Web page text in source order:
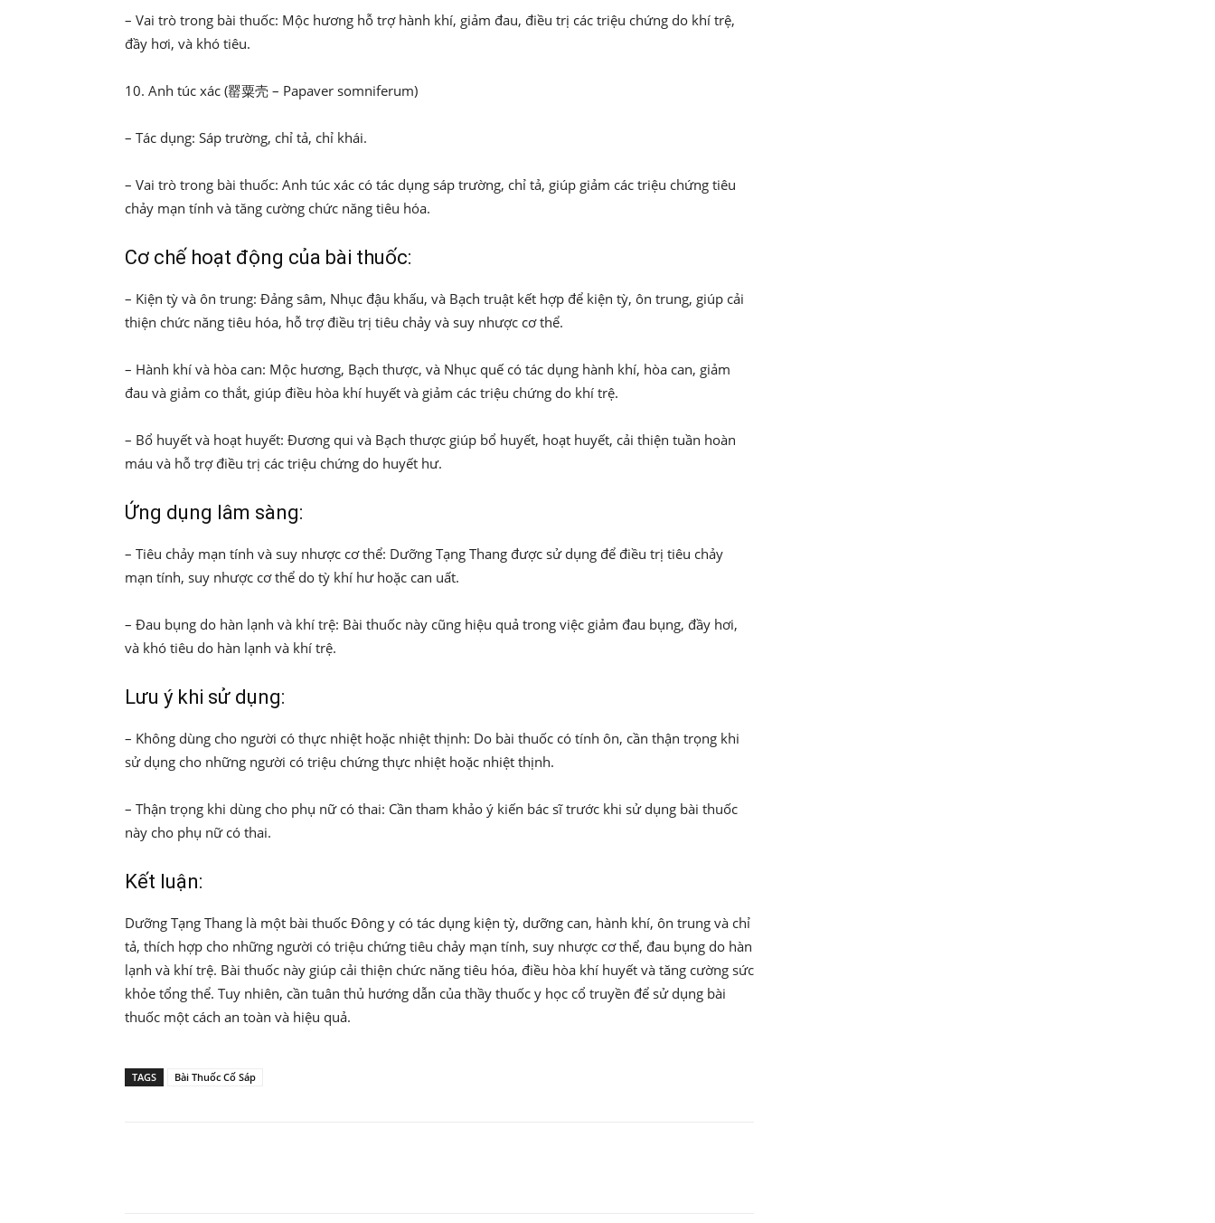
– Vai trò trong bài thuốc: Mộc hương hỗ trợ hành khí, giảm đau, điều trị các triệu chứng do khí trệ,
đầy hơi, và khó tiêu.
10. Anh túc xác (罂粟壳 – Papaver somniferum)
– Tác dụng: Sáp trường, chỉ tả, chỉ khái.
– Vai trò trong bài thuốc: Anh túc xác có tác dụng sáp trường, chỉ tả, giúp giảm các triệu chứng tiêu
chảy mạn tính và tăng cường chức năng tiêu hóa.
Cơ chế hoạt động của bài thuốc:
– Kiện tỳ và ôn trung: Đảng sâm, Nhục đậu khấu, và Bạch truật kết hợp để kiện tỳ, ôn trung, giúp cải
thiện chức năng tiêu hóa, hỗ trợ điều trị tiêu chảy và suy nhược cơ thể.
– Hành khí và hòa can: Mộc hương, Bạch thược, và Nhục quế có tác dụng hành khí, hòa can, giảm
đau và giảm co thắt, giúp điều hòa khí huyết và giảm các triệu chứng do khí trệ.
– Bổ huyết và hoạt huyết: Đương qui và Bạch thược giúp bổ huyết, hoạt huyết, cải thiện tuần hoàn
máu và hỗ trợ điều trị các triệu chứng do huyết hư.
Ứng dụng lâm sàng:
– Tiêu chảy mạn tính và suy nhược cơ thể: Dưỡng Tạng Thang được sử dụng để điều trị tiêu chảy
mạn tính, suy nhược cơ thể do tỳ khí hư hoặc can uất.
– Đau bụng do hàn lạnh và khí trệ: Bài thuốc này cũng hiệu quả trong việc giảm đau bụng, đầy hơi,
và khó tiêu do hàn lạnh và khí trệ.
Lưu ý khi sử dụng:
– Không dùng cho người có thực nhiệt hoặc nhiệt thịnh: Do bài thuốc có tính ôn, cần thận trọng khi
sử dụng cho những người có triệu chứng thực nhiệt hoặc nhiệt thịnh.
– Thận trọng khi dùng cho phụ nữ có thai: Cần tham khảo ý kiến bác sĩ trước khi sử dụng bài thuốc
này cho phụ nữ có thai.
Kết luận:
Dưỡng Tạng Thang là một bài thuốc Đông y có tác dụng kiện tỳ, dưỡng can, hành khí, ôn trung và chỉ
tả, thích hợp cho những người có triệu chứng tiêu chảy mạn tính, suy nhược cơ thể, đau bụng do hàn
lạnh và khí trệ. Bài thuốc này giúp cải thiện chức năng tiêu hóa, điều hòa khí huyết và tăng cường sức
khỏe tổng thể. Tuy nhiên, cần tuân thủ hướng dẫn của thầy thuốc y học cổ truyền để sử dụng bài
thuốc một cách an toàn và hiệu quả.
TAGS Bài Thuốc Cố Sáp